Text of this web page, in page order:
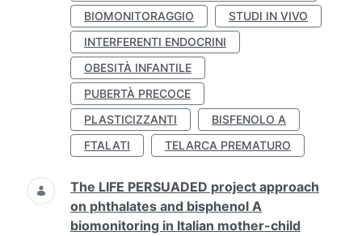
BIOMONITORAGGIO
STUDI IN VIVO
INTERFERENTI ENDOCRINI
OBESITÀ INFANTILE
PUBERTÀ PRECOCE
PLASTICIZZANTI
BISFENOLO A
FTALATI
TELARCA PREMATURO
The LIFE PERSUADED project approach
on phthalates and bisphenol A
biomonitoring in Italian mother-child